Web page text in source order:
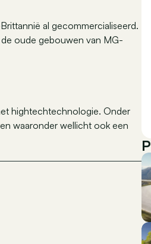
al gecommercialiseerd.
oude gebouwen van MG-
hightechtechnologie. Onder
waaronder wellicht ook een